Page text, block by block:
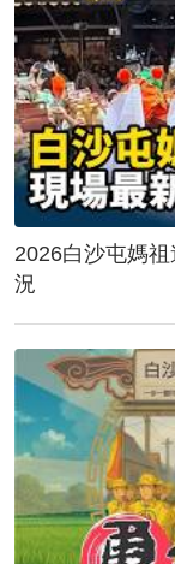
2026白沙屯媽
況